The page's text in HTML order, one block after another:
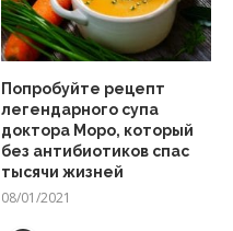
Попробуйте рецепт
легендарного супа
доктора Моро, который
без антибиотиков спас
тысячи жизней
08/01/2021